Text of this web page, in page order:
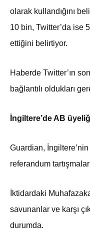
olarak kullandığını
10 bin, Twitter’da ise
ettiğini belirtiyor.
Haberde Twitter’ın
bağlantılı oldukları
İngiltere’de AB
Guardian,
referandum
İktidardaki
savunanlar ve karşı
durumda.